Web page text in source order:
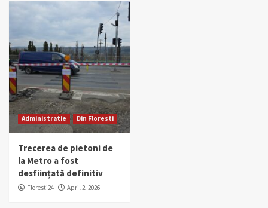
Administratie Din Floresti
Trecerea de pietoni de
la Metro a fost
desființată definitiv
Floresti24 April 2, 2026